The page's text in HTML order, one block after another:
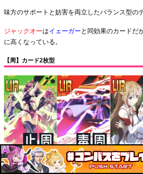
味方のサポートと妨害を両立したバランス型の
ジャックオーはイェーガー と同効果のカードだ
に高くなっている。
【周】カード2枚型
＊絢爛ノ美＊ ボラ＆アルヒコ＆アペイロン
【アイウォントアウト】ジャック・オー（『